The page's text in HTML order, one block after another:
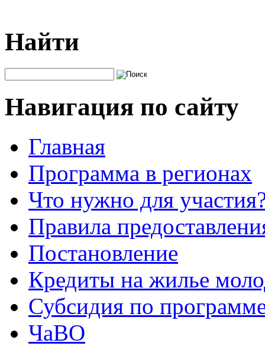
Найти
Навигация по сайту
Главная
Программа в регионах
Что нужно для
Правила
Постановление
Кредиты на жилье
Субсидия по
ЧаВО